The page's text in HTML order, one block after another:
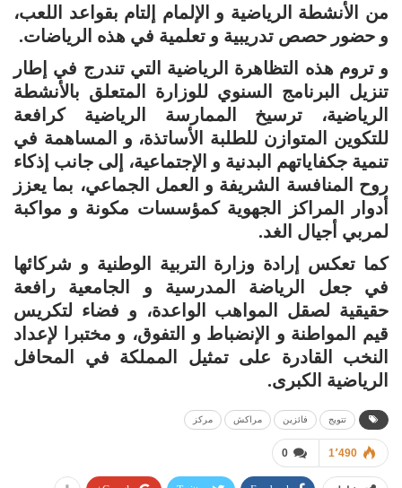
من الأنشطة الرياضية و الإلمام إلتام بقواعد اللعب،
و حضور حصص تدريبية و تعلمية في هذه الرياضات.
و تروم هذه التظاهرة الرياضية التي تندرج في إطار
تنزيل البرنامج السنوي للوزارة المتعلق بالأنشطة
الرياضية، ترسيخ الممارسة الرياضية كرافعة
للتكوين المتوازن للطلبة الأساتذة، و المساهمة في
تنمية جكفاياتهم البدنية و الإجتماعية، إلى جانب إذكاء
روح المنافسة الشريفة و العمل الجماعي، بما يعزز
أدوار المراكز الجهوية كمؤسسات مكونة و مواكبة
لمربي أجيال الغد.
كما تعكس إرادة وزارة التربية الوطنية و شركائها
في جعل الرياضة المدرسية و الجامعية رافعة
حقيقية لصقل المواهب الواعدة، و فضاء لتكريس
قيم المواطنة و الإنضباط و التفوق، و مختبرا لإعداد
النخب القادرة على تمثيل المملكة في المحافل
الرياضية الكبرى.
تتويج فائزين مراكش مركز
0 1٬490